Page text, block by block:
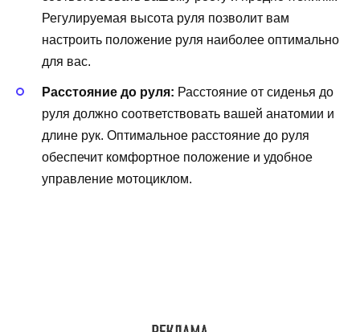
Регулируемая высота руля позволит вам
настроить положение руля наиболее оптимально
для вас.
Расстояние до руля: Расстояние от сиденья до
руля должно соответствовать вашей анатомии и
длине рук. Оптимальное расстояние до руля
обеспечит комфортное положение и удобное
управление мотоциклом.